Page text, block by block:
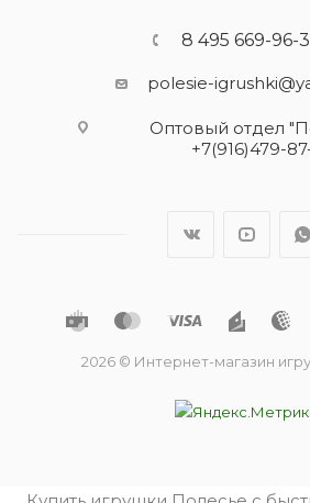
8 495 669-96-
polesie-
Оптовый отдел
+7(916)479-
2026 © Интернет-магазин